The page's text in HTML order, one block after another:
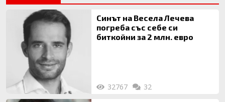
Синът на Весела Лечева
погреба със себе си
биткойни за 2 млн. евро
32767 32